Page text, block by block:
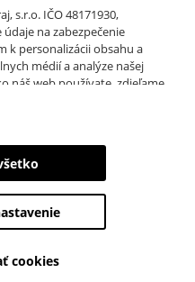
s.r.o. IČO 48171930,
na zabezpečenie
k personalizácii obsahu a
médií a analýze našej
náš web používate, zdieľame
ktoré získali v dôsledku
zahŕňajú cookies, dáta z
spojené s prezeraním
cookies